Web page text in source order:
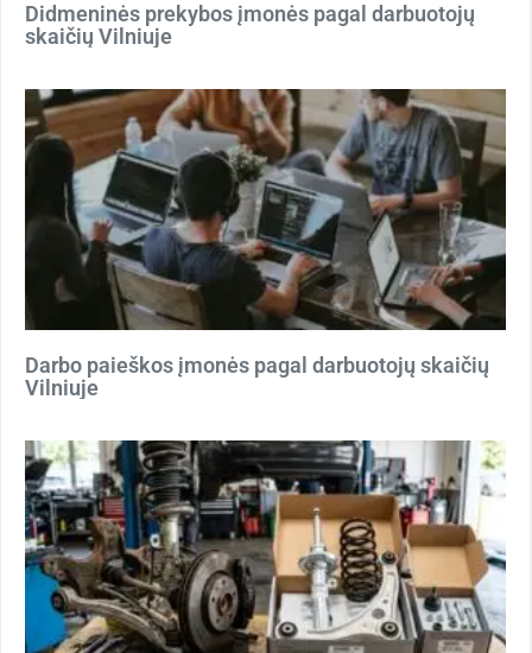
Didmeninės prekybos įmonės pagal darbuotojų
skaičių Vilniuje
Darbo paieškos įmonės pagal darbuotojų skaičių
Vilniuje